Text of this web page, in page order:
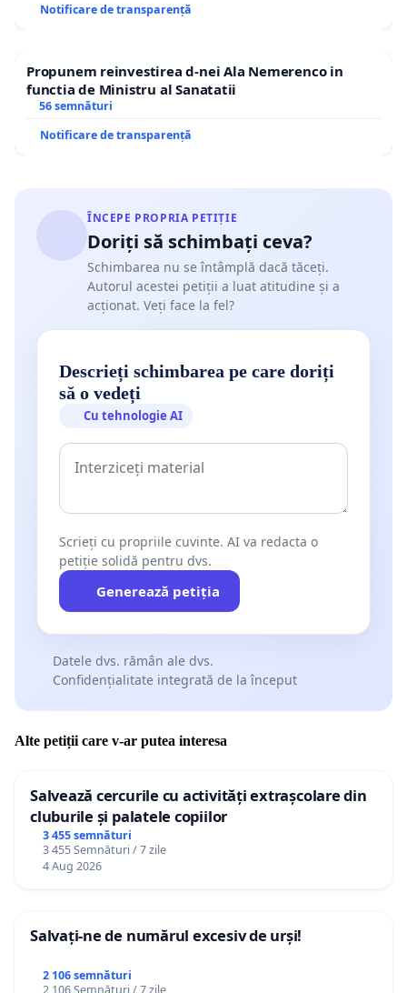
Notificare de transparență
Propunem reinvestirea d-nei Ala Nemerenco in
functia de Ministru al Sanatatii
56 semnături
Notificare de transparență
ÎNCEPE PROPRIA PETIȚIE
Doriți să schimbați ceva?
Schimbarea nu se întâmplă dacă tăceți.
Autorul acestei petiții a luat atitudine și a
acționat. Veți face la fel?
Descrieți schimbarea pe care doriți
să o vedeți
Cu tehnologie AI
Scrieți cu propriile cuvinte. AI va redacta o
petiție solidă pentru dvs.
Generează petiția
Datele dvs. rămân ale dvs.
Confidențialitate integrată de la început
Alte petiții care v-ar putea interesa
Salvează cercurile cu activități extrașcolare din
cluburile și palatele copiilor
3 455 semnături
3 455 Semnături / 7 zile
4 Aug 2026
Salvați-ne de numărul excesiv de urși!
2 106 semnături